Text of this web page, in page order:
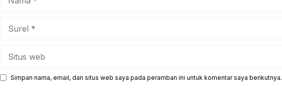
Simpan nama, email, dan situs web saya pada peramban ini untuk komentar saya berikutnya.